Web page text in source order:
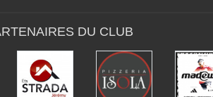
DU CLUB